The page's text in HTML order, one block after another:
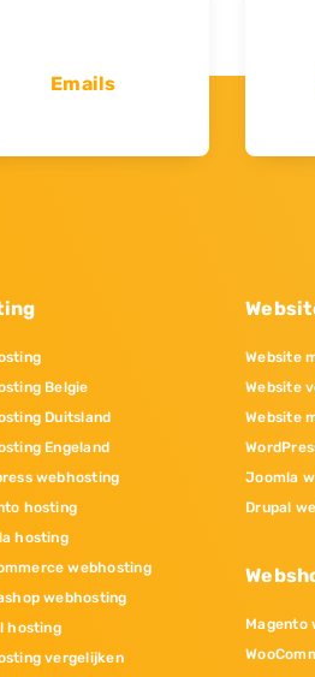
Emails
Belgie
Duitsland
Engeland
webhosting
hosting
hosting
webhosting
webhosting
hosting
vergelijken
Website
Website
Website
Joomla
Drupal
Magento